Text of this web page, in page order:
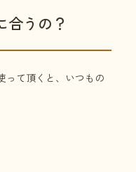
合うの？
って頂くと、いつもの